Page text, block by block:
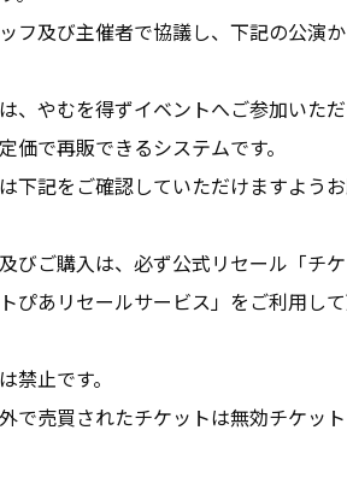
フ及び主催者で協議し、下記の公演
、やむを得ずイベントへご参加いた
価で再販できるシステムです。
下記をご確認していただけますようお
びご購入は、必ず公式リセール「チ
ぴあリセールサービス」をご利用し
禁⽌です。
で売買されたチケットは無効チケッ